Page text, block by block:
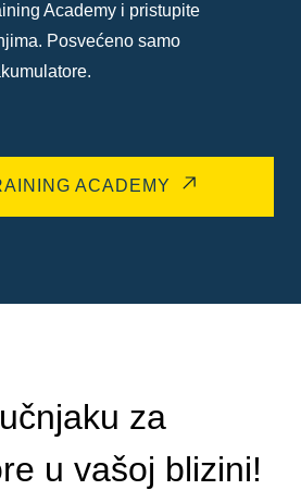
Academy i pristupite
Posvećeno samo
ACADEMY
za
u vašoj blizini!